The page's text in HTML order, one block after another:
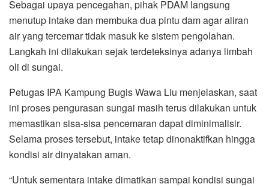
Sebagai upaya pencegahan, pihak PDAM langsung
menutup intake dan membuka dua pintu dam agar aliran
air yang tercemar tidak masuk ke sistem pengolahan.
Langkah ini dilakukan sejak terdeteksinya adanya limbah
oli di sungai.
Petugas IPA Kampung Bugis Wawa Liu menjelaskan, saat
ini proses pengurasan sungai masih terus dilakukan untuk
memastikan sisa-sisa pencemaran dapat diminimalisir.
Selama proses tersebut, intake tetap dinonaktifkan hingga
kondisi air dinyatakan aman.
“Untuk sementara intake dimatikan sampai kondisi sungai